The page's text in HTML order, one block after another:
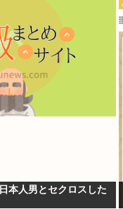
本人男とセクロスした